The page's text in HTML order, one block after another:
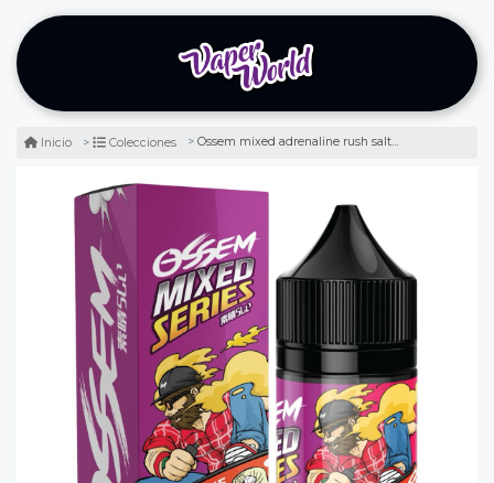
Inicio Colecciones Ossem mixed adrenaline rush salt 30ml - grosella con frutilla